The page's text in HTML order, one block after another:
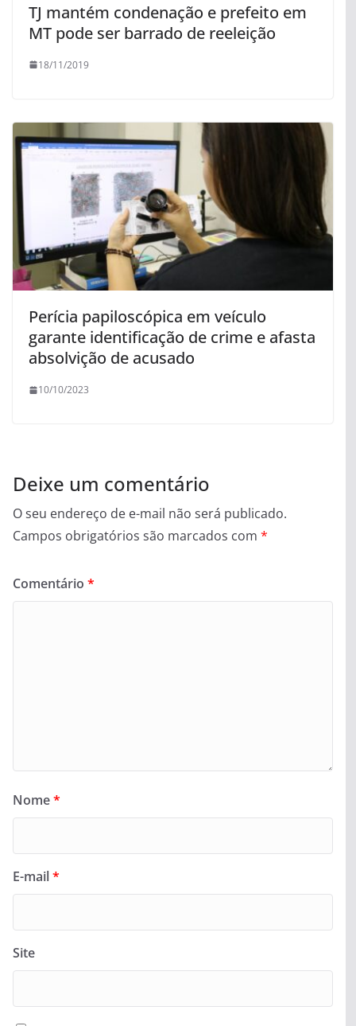
TJ mantém condenação e prefeito em
MT pode ser barrado de reeleição
18/11/2019
Perícia papiloscópica em veículo
garante identificação de crime e afasta
absolvição de acusado
10/10/2023
Deixe um comentário
O seu endereço de e-mail não será publicado.
Campos obrigatórios são marcados com *
Comentário *
Nome*
E-mail*
Site